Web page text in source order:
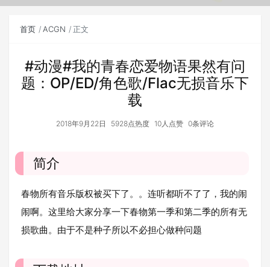
首页 ACGN 正文
#动漫#我的青春恋爱物语果然有问
题：OP/ED/角色歌/Flac无损音乐下
载
2018年9月22日 5928点热度 10人点赞 0条评论
简介
春物所有音乐版权被买下了。。连听都听不了了，我的闹
闹啊。这里给大家分享一下春物第一季和第二季的所有无
损歌曲。由于不是种子所以不必担心做种问题